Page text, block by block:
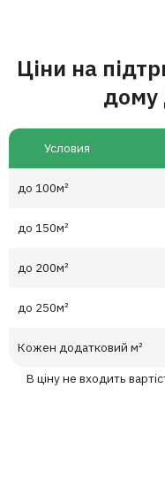
Ціни на
дому
Условия
до 100м²
до 150м²
до 200м²
до 250м²
Кожен додатковий м²
В ціну не входить